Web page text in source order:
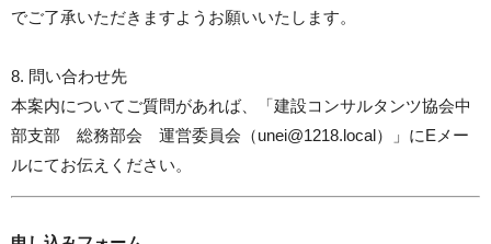
でご了承いただきますようお願いいたします。
8. 問い合わせ先
本案内についてご質問があれば、「建設コンサルタンツ協会中
部支部 総務部会 運営委員会（unei@1218.local）」にEメー
ルにてお伝えください。